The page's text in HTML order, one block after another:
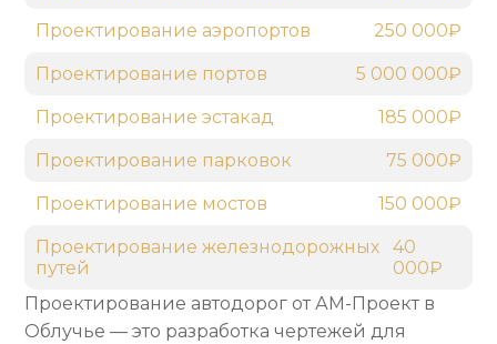
Проектирование автодорог от АМ-Проект в
Облучье — это разработка чертежей для
Проектирование аэропортов 250 000₽
Проектирование портов 5 000 000₽
Проектирование эстакад 185 000₽
Проектирование парковок 75 000₽
Проектирование мостов 150 000₽
Проектирование железнодорожных
путей
40
000₽